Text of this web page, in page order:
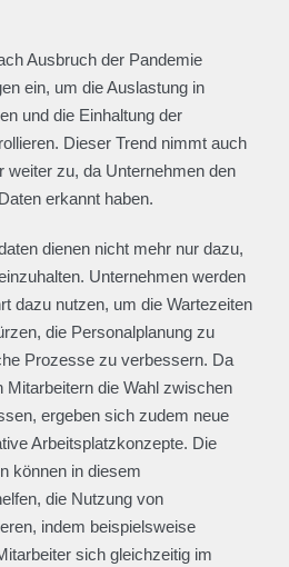
Ausbruch der Pandemie
ein, um die Auslastung in
und die Einhaltung der
Dieser Trend nimmt auch
weiter zu, da Unternehmen den
erkannt haben.
dienen nicht mehr nur dazu,
Unternehmen werden
dazu nutzen, um die Wartezeiten
die Personalplanung zu
Prozesse zu verbessern. Da
Mitarbeitern die Wahl zwischen
ergeben sich zudem neue
Arbeitsplatzkonzepte. Die
können in diesem
die Nutzung von
indem beispielsweise
sich gleichzeitig im